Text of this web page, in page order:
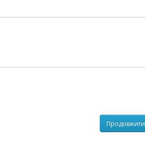
Продовжити